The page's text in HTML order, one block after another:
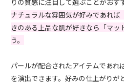
ナチュラルな雰囲気が好みであれば
きのある上品な肌が好きなら「マッ
う。
パールが配合されたアイテムであれ
を演出できます。好みの仕上がりが